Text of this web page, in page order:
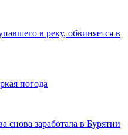
в реку, обвиняется в
погода
снова заработала в Бурятии